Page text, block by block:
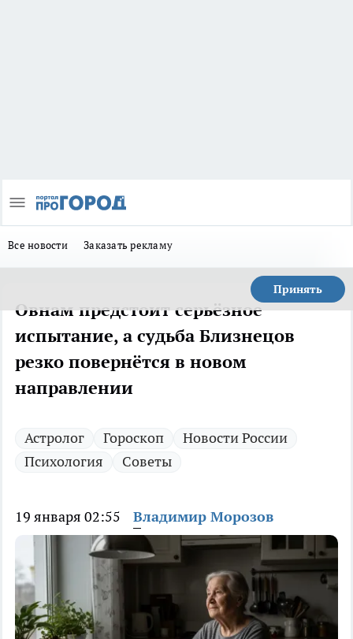
Все новости Заказать рекламу
Принять
Овнам предстоит серьёзное
испытание, а судьба Близнецов
резко повернётся в новом
направлении
Астролог Гороскоп
Новости России
Психология
Советы
19 января 02:55 Владимир Морозов